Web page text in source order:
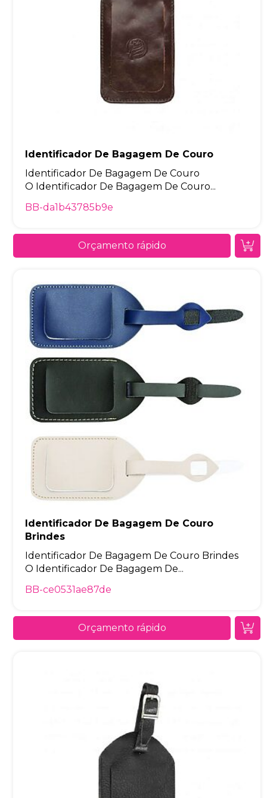
Identificador De Bagagem De Couro
Identificador De Bagagem De Couro
O Identificador De Bagagem De Couro...
BB-da1b43785b9e
Orçamento rápido
Identificador De Bagagem De Couro
Brindes
Identificador De Bagagem De Couro Brindes
O Identificador De Bagagem De...
BB-ce0531ae87de
Orçamento rápido